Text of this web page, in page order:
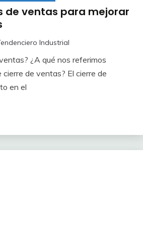
de ventas para mejorar
Industrial
¿A qué nos referimos
de ventas? El cierre de
en el